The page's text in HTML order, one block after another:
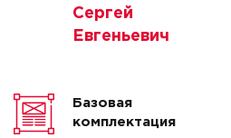
Сергей
Евгеньевич
Базовая
комплектация